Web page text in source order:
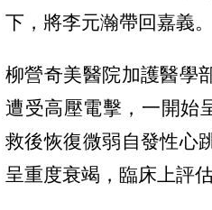
下，將李元瀚帶回嘉義。
柳營奇美醫院加護醫學
遭受高壓電擊，一開始
救後恢復微弱自發性心
呈重度衰竭，臨床上評估